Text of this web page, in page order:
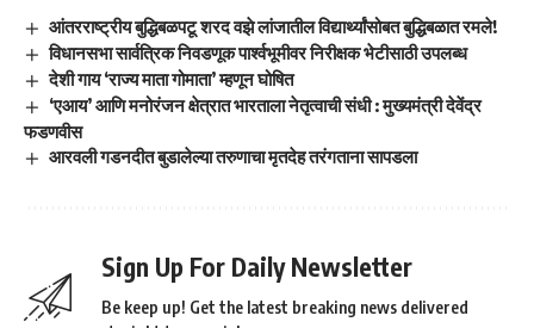
आंतरराष्ट्रीय बुद्धिबळपटू शरद वझे लांजातील विद्यार्थ्यांसोबत बुद्धिबळात रमले!
विधानसभा सार्वत्रिक निवडणूक पार्श्वभूमीवर निरीक्षक भेटीसाठी उपलब्ध
देशी गाय ‘राज्य माता गोमाता’ म्हणून घोषित
‘एआय’ आणि मनोरंजन क्षेत्रात भारताला नेतृत्वाची संधी : मुख्यमंत्री देवेंद्र
फडणवीस
आरवली गडनदीत बुडालेल्या तरुणाचा मृतदेह तरंगताना सापडला
Sign Up For Daily Newsletter
Be keep up! Get the latest breaking news delivered